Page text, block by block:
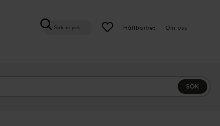
Sök dryck Hållbarhet Om oss